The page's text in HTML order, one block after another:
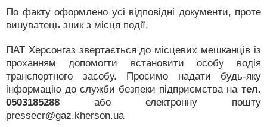
По факту оформлено усі відповідні документи, проте
винуватець зник з місця події.
ПАТ Херсонгаз звертається до місцевих мешканців із
проханням допомогти встановити особу водія
транспортного засобу. Просимо надати будь-яку
інформацію до служби безпеки підприємства нател.
0503185288 або електронну пошту
pressecr@gaz.kherson.ua